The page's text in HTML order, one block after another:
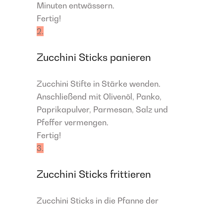
Minuten entwässern​.
Fertig!
2.
Zucchini Sticks panieren
Zucchini Stifte in Stärke wenden.
Anschließend mit Olivenöl, Panko,
Paprikapulver, Parmesan, Salz und
Pfeffer vermengen.​
Fertig!
3.
Zucchini Sticks frittieren
Zucchini Sticks in die Pfanne der